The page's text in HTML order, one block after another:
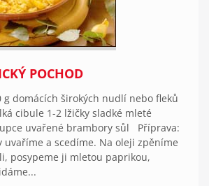
POCHOD
g domácích širokých nudlí nebo fleků
cibule 1-2 lžičky sladké mleté
uvařené brambory sůl Příprava:
uvaříme a scedíme. Na oleji zpěníme
posypeme ji mletou paprikou,